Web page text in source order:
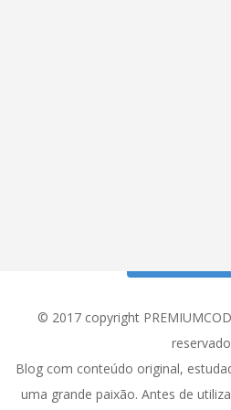
© 2017 copyright
Blog com conteúdo original,
uma grande paixão. Antes de